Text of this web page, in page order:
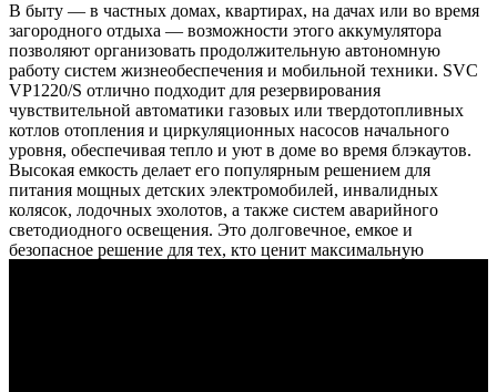
В быту — в частных домах, квартирах, на дачах или во время
загородного отдыха — возможности этого аккумулятора
позволяют организовать продолжительную автономную
работу систем жизнеобеспечения и мобильной техники. SVC
VP1220/S отлично подходит для резервирования
чувствительной автоматики газовых или твердотопливных
котлов отопления и циркуляционных насосов начального
уровня, обеспечивая тепло и уют в доме во время блэкаутов.
Высокая емкость делает его популярным решением для
питания мощных детских электромобилей, инвалидных
колясок, лодочных эхолотов, а также систем аварийного
светодиодного освещения. Это долговечное, емкое и
безопасное решение для тех, кто ценит максимальную